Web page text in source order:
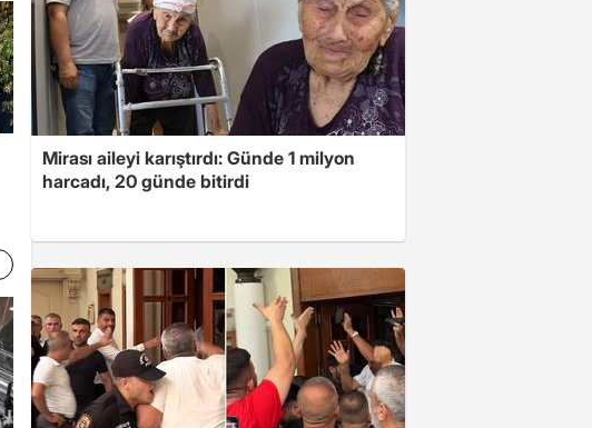
Mirası aileyi karıştırdı: Günde 1 milyon
harcadı, 20 günde bitirdi